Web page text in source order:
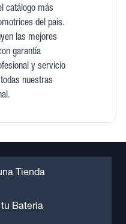
catálogo más
del país.
las mejores
garantía
y servicio
nuestras
Tienda
Batería